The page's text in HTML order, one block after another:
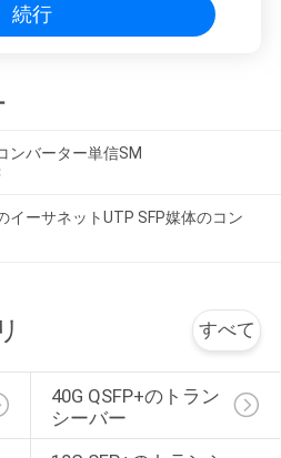
続行
ンバーター単信SM
ーサネットUTP SFP媒体のコン
すべて
40G QSFP+のトラン
シーバー